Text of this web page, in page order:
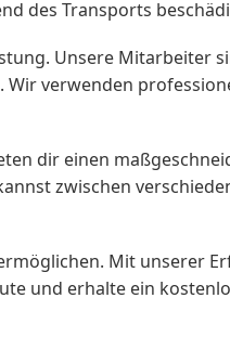
des Transports
Unsere Mitarbeiter
verwenden
dir einen
zwischen
Mit unserer
und erhalte ein